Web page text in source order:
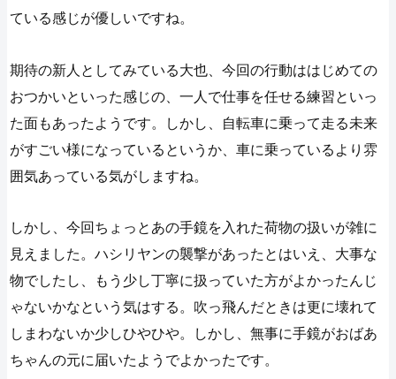
ている感じが優しいですね。
期待の新人としてみている大也、今回の行動ははじめての
おつかいといった感じの、一人で仕事を任せる練習といっ
た面もあったようです。しかし、自転車に乗って走る未来
がすごい様になっているというか、車に乗っているより雰
囲気あっている気がしますね。
しかし、今回ちょっとあの手鏡を入れた荷物の扱いが雑に
見えました。ハシリヤンの襲撃があったとはいえ、大事な
物でしたし、もう少し丁寧に扱っていた方がよかったんじ
ゃないかなという気はする。吹っ飛んだときは更に壊れて
しまわないか少しひやひや。しかし、無事に手鏡がおばあ
ちゃんの元に届いたようでよかったです。